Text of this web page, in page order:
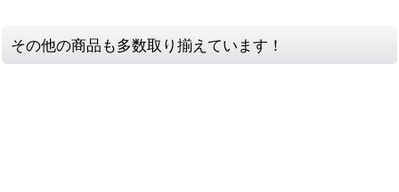
その他の商品も多数取り揃えています！